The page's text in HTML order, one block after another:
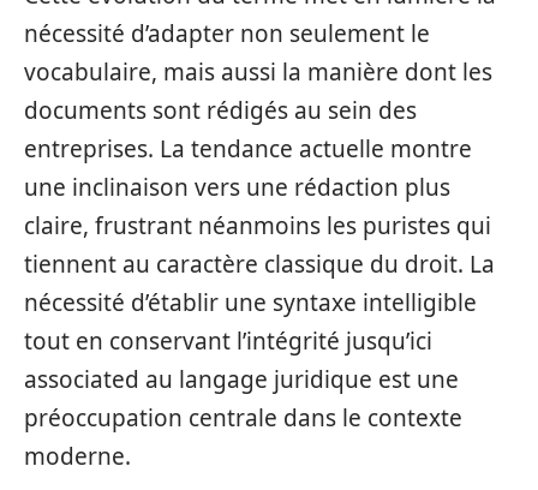
nécessité d’adapter non seulement le
vocabulaire, mais aussi la manière dont les
documents sont rédigés au sein des
entreprises. La tendance actuelle montre
une inclinaison vers une rédaction plus
claire, frustrant néanmoins les puristes qui
tiennent au caractère classique du droit. La
nécessité d’établir une syntaxe intelligible
tout en conservant l’intégrité jusqu’ici
associated au langage juridique est une
préoccupation centrale dans le contexte
moderne.